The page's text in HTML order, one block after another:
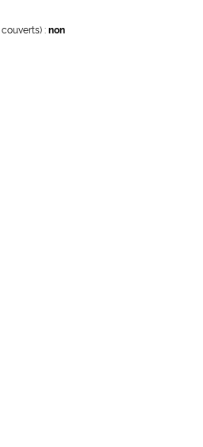
couverts) :non